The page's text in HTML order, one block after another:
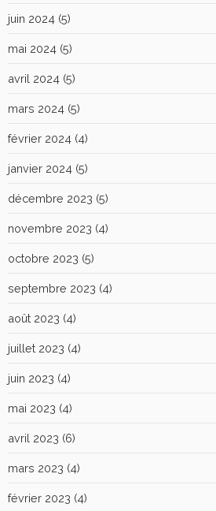
juin 2024 (5)
mai 2024 (5)
avril 2024 (5)
mars 2024 (5)
février 2024 (4)
janvier 2024 (5)
décembre 2023 (5)
novembre 2023 (4)
octobre 2023 (5)
septembre 2023 (4)
août 2023 (4)
juillet 2023 (4)
juin 2023 (4)
mai 2023 (4)
avril 2023 (6)
mars 2023 (4)
février 2023 (4)